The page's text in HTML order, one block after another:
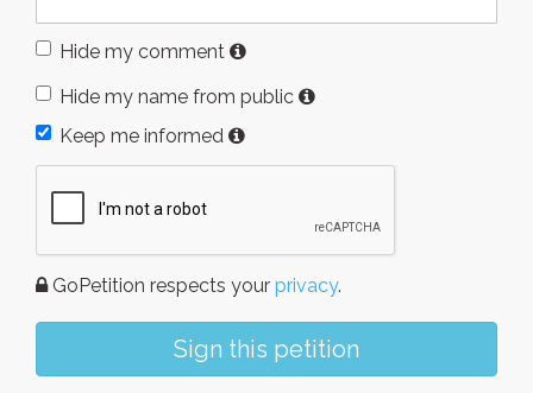
Hide my comment
Hide my name from public
Keep me informed
GoPetition respects your privacy.
Sign this petition